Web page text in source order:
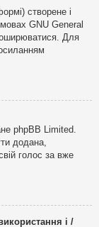
створене і
GNU General
Для
phpBB Limited.
додана,
голос за вже
і /